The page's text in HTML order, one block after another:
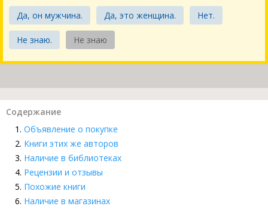
Да, он мужчина. Да, это женщина. Нет.
Не знаю. Не знаю
Содержание
Объявление о покупке
Книги этих же авторов
Наличие в библиотеках
Рецензии и отзывы
Похожие книги
Наличие в магазинах